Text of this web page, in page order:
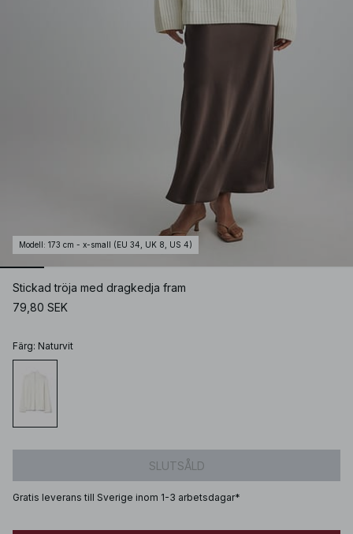
Modell : 173 cm - x-small (EU 34, UK 8, US 4)
Stickad tröja med dragkedja fram
79,80 SEK
Färg: Naturvit
SLUTSÅLD
Gratis leverans till Sverige inom 1-3 arbetsdagar*